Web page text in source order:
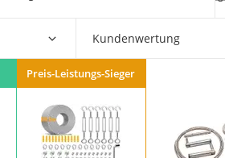
Kundenwertung
Preis-Leistungs-Sieger